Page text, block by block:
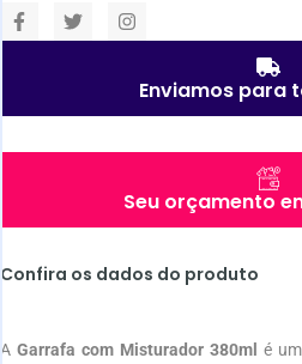
Enviamos para
Seu orçamento
Confira os dados do produto
A Garrafa com Misturador 380ml é